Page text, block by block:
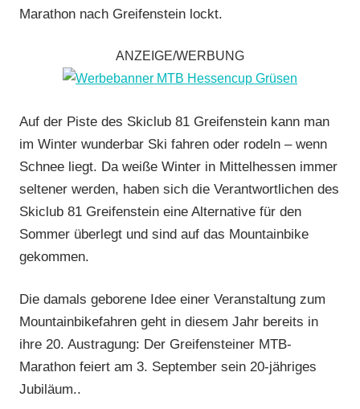
Marathon nach Greifenstein lockt.
ANZEIGE/WERBUNG
Auf der Piste des Skiclub 81 Greifenstein kann man
im Winter wunderbar Ski fahren oder rodeln – wenn
Schnee liegt. Da weiße Winter in Mittelhessen immer
seltener werden, haben sich die Verantwortlichen des
Skiclub 81 Greifenstein eine Alternative für den
Sommer überlegt und sind auf das Mountainbike
gekommen.
Die damals geborene Idee einer Veranstaltung zum
Mountainbikefahren geht in diesem Jahr bereits in
ihre 20. Austragung: Der Greifensteiner MTB-
Marathon feiert am 3. September sein 20-jähriges
Jubiläum..